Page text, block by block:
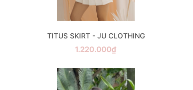
TITUS SKIRT - JU CLOTHING
1.220.000₫